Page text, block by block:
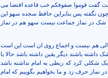
است گفت قوموا صفوفکم خب قاعده اقتضا می
چون نگفته پس بنابراین حافظ سجده سهو این
در نماز جماعت نیست سهو هم در نماز
هم نیست و اجماع روی ان است این است
باشند دیگر یقین داشته باشد حالا یا
شکلی کرد که ربطی به امام نداشته باشد
نماز حرف زد و ما بخواهیم بگوییم که امام